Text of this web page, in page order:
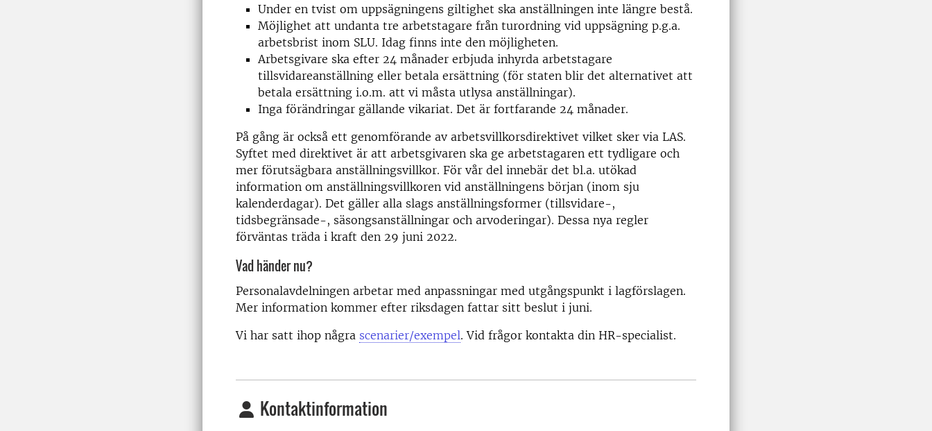
Under en tvist om uppsägningens giltighet ska anställningen inte längre bestå.
Möjlighet att undanta tre arbetstagare från turordning vid uppsägning p.g.a.
arbetsbrist inom SLU. Idag finns inte den möjligheten.
Arbetsgivare ska efter 24 månader erbjuda inhyrda arbetstagare
tillsvidareanställning eller betala ersättning (för staten blir det alternativet att
betala ersättning i.o.m. att vi måsta utlysa anställningar).
Inga förändringar gällande vikariat. Det är fortfarande 24 månader.
På gång är också ett genomförande av arbetsvillkorsdirektivet vilket sker via LAS.
Syftet med direktivet är att arbetsgivaren ska ge arbetstagaren ett tydligare och
mer förutsägbara anställningsvillkor. För vår del innebär det bl.a. utökad
information om anställningsvillkoren vid anställningens början (inom sju
kalenderdagar). Det gäller alla slags anställningsformer (tillsvidare-,
tidsbegränsade-, säsongsanställningar och arvoderingar). Dessa nya regler
förväntas träda i kraft den 29 juni 2022.
Vad händer nu?
Personalavdelningen arbetar med anpassningar med utgångspunkt i lagförslagen.
Mer information kommer efter riksdagen fattar sitt beslut i juni.
Vi har satt ihop några scenarier/exempel. Vid frågor kontakta din HR-specialist.
Kontaktinformation